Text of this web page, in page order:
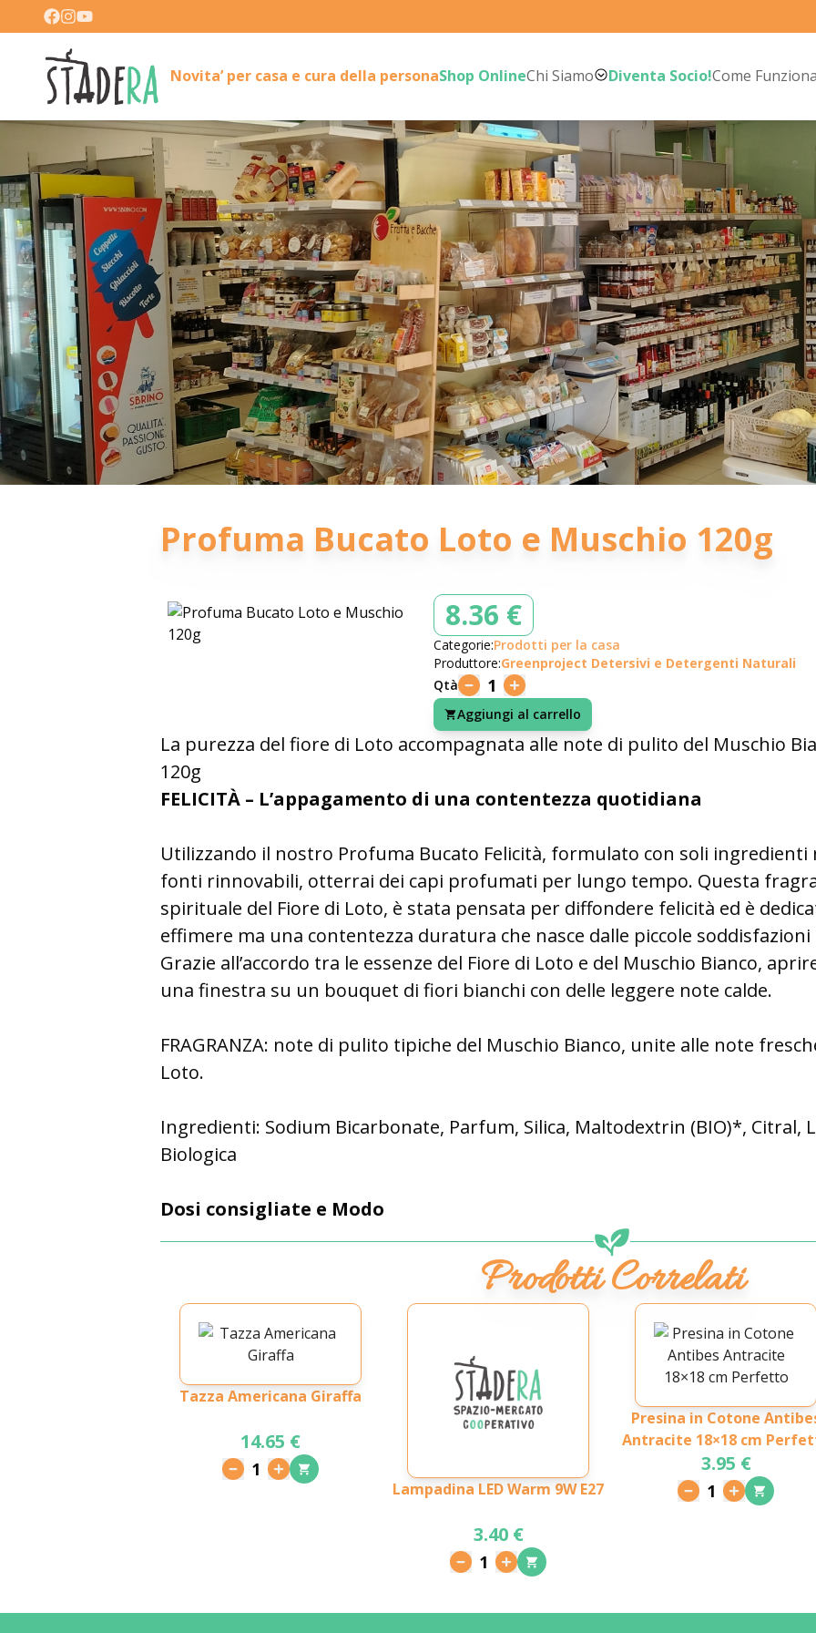
Novita’ per casa e cura della personaShop OnlineChi Siamo Diventa Socio!Come
Profuma Bucato Loto e Muschio 120g
8.36 €
Categorie:Prodotti per la casa
Produttore:Greenproject Detersivi e Detergenti Naturali
Qtà
1
Aggiungi al carrello
La purezza del fiore di Loto accompagnata alle note di pulito del Muschio
120g
FELICITÀ – L’appagamento di una contentezza quotidiana
Utilizzando il nostro Profuma Bucato Felicità, formulato con soli
fonti rinnovabili, otterrai dei capi profumati per lungo tempo. Questa
spirituale del Fiore di Loto, è stata pensata per diffondere felicità ed è
effimere ma una contentezza duratura che nasce dalle piccole
Grazie all’accordo tra le essenze del Fiore di Loto e del Muschio Bianco,
una finestra su un bouquet di fiori bianchi con delle leggere note calde.
FRAGRANZA: note di pulito tipiche del Muschio Bianco, unite alle note
Loto.
Ingredienti: Sodium Bicarbonate, Parfum, Silica, Maltodextrin (BIO)*, Citral,
Biologica
Dosi consigliate e Modo
Prodotti Correlati
Tazza Americana Giraffa
14.65 €
1
Lampadina LED Warm 9W E27
3.40 €
1
Presina in Cotone
Antracite 18×18 cm
3.95 €
1